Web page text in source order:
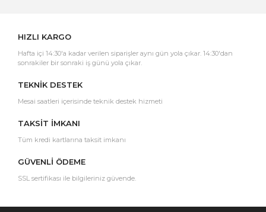
HIZLI KARGO
Hafta içi 14:30'a kadar verilen siparişler aynı gün yola çıkar. 14:30'dan
sonrakiler bir sonraki iş günü yola çıkar.
TEKNİK DESTEK
Mesai saatleri içerisinde teknik destek hizmeti
TAKSİT İMKANI
Tüm kredi kartlarına taksit imkanı
GÜVENLİ ÖDEME
SSL sertifikası ile bilgileriniz güvende.